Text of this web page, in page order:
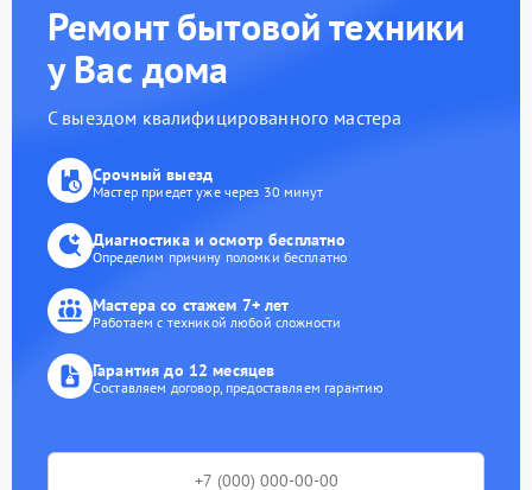
Ремонт бытовой техники
у Вас дома
С выездом квалифицированного мастера
Срочный выезд
Мастер приедет уже через 30 минут
Диагностика и осмотр бесплатно
Определим причину поломки бесплатно
Мастера со стажем 7+ лет
Работаем с техникой любой сложности
Гарантия до 12 месяцев
Составляем договор, предоставляем гарантию